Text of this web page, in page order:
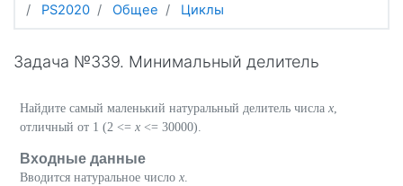
PS2020
Общее Циклы
Задача №339. Минимальный делитель
Найдите самый маленький натуральный делитель числа x,
отличный от 1 (2 <= x <= 30000).
Входные данные
Вводится натуральное число x.